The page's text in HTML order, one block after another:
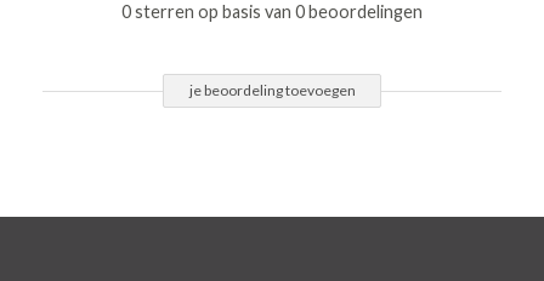
0 sterren op basis van 0 beoordelingen
je beoordeling toevoegen